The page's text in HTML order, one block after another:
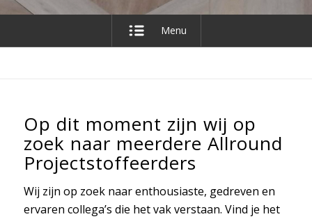
Menu
Op dit moment zijn wij op
zoek naar meerdere Allround
Projectstoffeerders
Wij zijn op zoek naar enthousiaste, gedreven en
ervaren collega’s die het vak verstaan. Vind je het